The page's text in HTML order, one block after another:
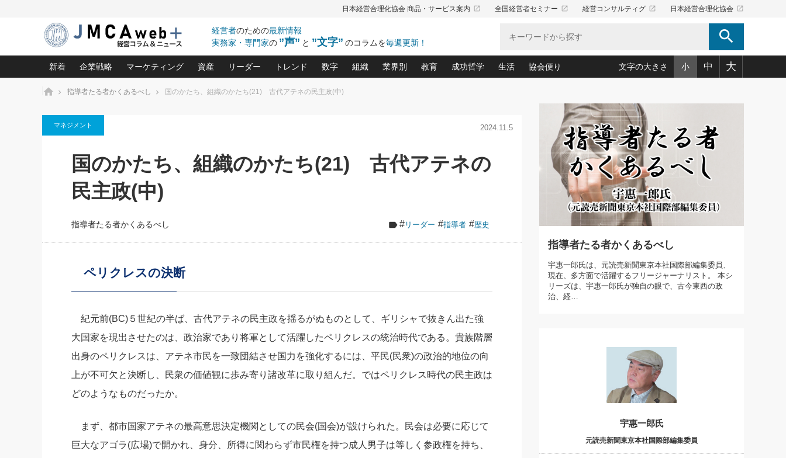
日本経営合理化協会 商品・サービス案内 launch 全国経営者セミナー launch 経営コンサルティグ launch 日本経営合理化協会 launch
経営者のための最新情報
実務家・専門家の ”声” と ”文字” のコラムを毎週更新！ search
新着
朝礼・会議での「社長の３分間
スピーチ」ネタ帳（2026年8月5
日号）
2026.08.5
に生かし切る！
2026.08.5 2026.08.5 2026.08.4
【追悼】鈴木敏文氏 言葉で伝
える経営（ジャーナリスト 勝
もっとみる
企業戦略
中小企業の「１位づくり」戦略(96)
利益を最大化する「業務改善」横田尚哉氏(5)
強い会社を築く ビジネス・クリニック(240)
日本レーザー「人を大切にしながら利益を上げる経営」の極意
(3)
武器としてのM&A入門(3)
社長のための“儲かる通販”戦略視点(151)
継続経営 百話百行(85)
マーケティング
ロングセラーの玉手箱(9)
大復活＆快進撃！ユニバーサルスタジオジャパンの成功要因と
は(5)
酒井光雄 成功事例に学ぶ繁栄企業のブランド戦略(39)
資産
中国経済の最新動向(204)
事業承継の前に、決めておきたい、知っておきたい、やってお
リーダー
ピョートル・F・グジバチの『経営戦略の新常識』(12)
次もあなたにお願いしたいと思われる「一流の仕事術」(28)
トレンド
北村森の「今月のヒット商品」(109)
数字
会社を守り抜くための緊急対策(100)
強い決算書の会社はココが違う！(36)
決算書の“見える化”術(12)
組織
職場の生産性を下げるハラスメントの予防策(10)
賃金決定の定石(68)
顧客・社員・社会から支持される「ウェルビーイング経営入
業界別
大久保一彦の“流行る”お店の仕組みづくり(210)
柿内幸夫─社長のための現場改善(174)
教育
あなただからお願いしたいと思われる 気配りの達人(127)
クレーム対応 実践マニュアル(92)
クレーム対応の新知識と新常識(57)
デキル社員に育てる！ 社員教育の決め手(203)
業績アップにつながる！ワンランク上の手紙・メール術(100)
成功哲学
中国哲学に学ぶ 不況は会社守成の好機(38)
令和時代の「社長の人間力の磨き方」(86)
先人の名句名言の教え 東洋思想に学ぶ経営学(132)
渡部昇一の「日本の指導者たち」(32)
生活
おのころ心平の ──社長のための「か・ら・だマネジメント」
(50)
デジタルＡＶを味方に！新・仕事術(180)
リーダー脳の鍛え方(32)
ワインを楽しむ基礎レッスン(12)
必読！社長が読むべき今月の4冊(88)
眼と耳で楽しむ読書術(162)
社長の「氣」(30)
米国スポーツ・ビジネスに学ぶ心理学(98)
高橋一喜の『これぞ！"本物の温泉"』(157)
協会便り
「愛読者通信」著者インタビュー(44)
ビジネス見聞録 経営ニュース(100)
作間信司の経営無形庵(けいえいむぎょうあん)(166)
経営セミナー情報局(1)
繁栄への着眼点 牟田太陽(76)
講話を聞いて学ぼう 実学・耳学・磨く「ミミガク」のすすめ
文字の大きさ 小 中 大
ホーム 指導者たる者かくあるべし 国のかたち、組織のかたち(21) 古代アテネの民主政(中)
マネジメント 2024.11.5
国のかたち、組織のかたち(21) 古代アテネの
民主政(中)
指導者たる者かくあるべし # リーダー #指導者 #歴史
ペリクレスの決断
紀元前(BC)５世紀の半ば、古代アテネの民主政を揺るがぬものとして、ギリシャで抜きん出た強
大国家を現出させたのは、政治家であり将軍として活躍したペリクレスの統治時代である。貴族階層
出身のペリクレスは、アテネ市民を一致団結させ国力を強化するには、平民(民衆)の政治的地位の向
上が不可欠と決断し、民衆の価値観に歩み寄り諸改革に取り組んだ。ではペリクレス時代の民主政は
どのようなものだったか。
まず、都市国家アテネの最高意思決定機関としての民会(国会)が設けられた。民会は必要に応じて
巨大なアゴラ(広場)で開かれ、身分、所得に関わらず市民権を持つ成人男子は等しく参政権を持ち、
指導者たる者かくあるべし
宇惠一郎氏は、元読売新聞東京本社国際部編集委員、
現在、多方面で活躍するフリージャーナリスト。 本シ
リーズは、宇惠一郎氏が独自の眼で、古今東西の政
治、経…
宇惠一郎氏
元読売新聞東京本社国際部編集委員